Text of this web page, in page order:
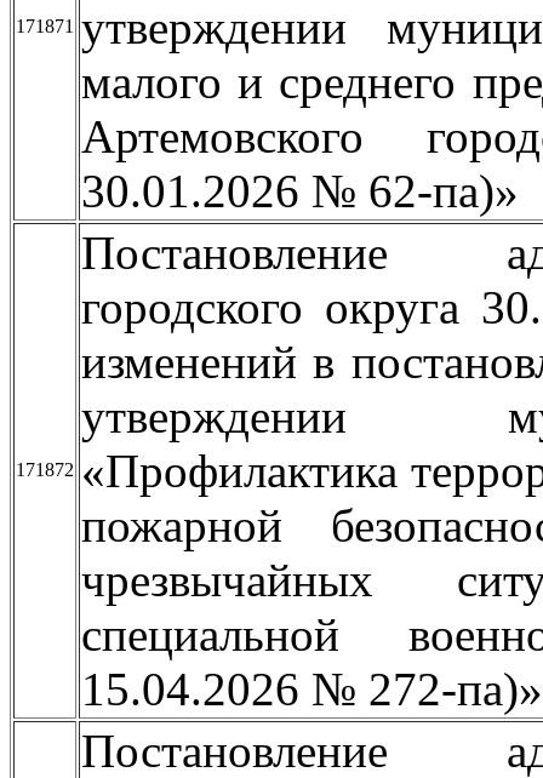
171871 утверждении
малого и среднего
Артемовского
30.01.2026 № 62-па)»
171872
Постановление
городского округа
изменений в
утверждении
«Профилактика
пожарной
чрезвычайных
специальной
15.04.2026 № 272-па)»
Постановление